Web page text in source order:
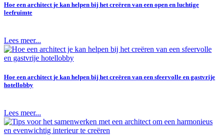
Hoe een architect je kan helpen bij het creëren van een open en luchtige
leefruimte
Lees meer...
Hoe een architect je kan helpen bij het creëren van een sfeervolle en gastvrije
hotellobby
Lees meer...